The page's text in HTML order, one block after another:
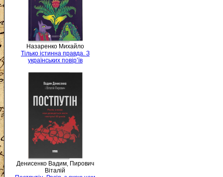
Назаренко Михайло
Тілько істинна правда. З
українських повір’їв
Денисенко Вадим, Пирович
Віталій